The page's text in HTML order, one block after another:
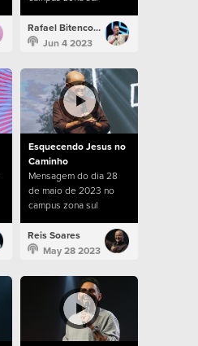
Rafael Bitencourt
Jun 4 2023
Esquecendo Jesus no
Caminho
Mensagem do dia 28
de maio de 2023 no
campus zona sul
Reis Soares
May 28 2023